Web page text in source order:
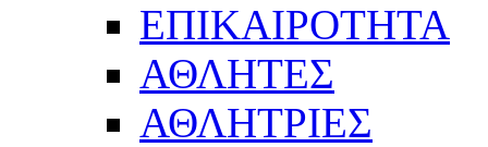
ΕΠΙΚΑΙΡΟΤΗΤΑ
ΑΘΛΗΤΕΣ
ΑΘΛΗΤΡΙΕΣ